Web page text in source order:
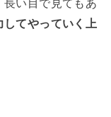
い目で見てもあ
てやっていく上